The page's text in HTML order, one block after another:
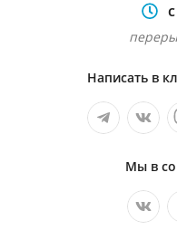
Написать в
Мы в